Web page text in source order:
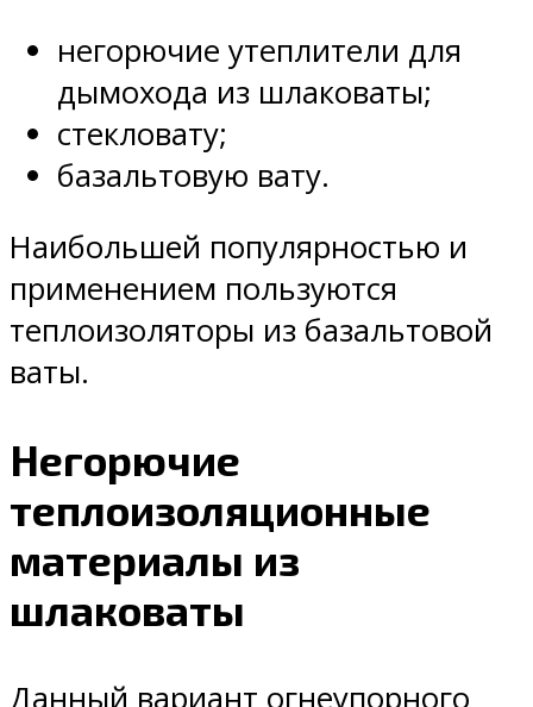
негорючие утеплители для
дымохода из шлаковаты;
стекловату;
базальтовую вату.
Наибольшей популярностью и
применением пользуются
теплоизоляторы из базальтовой
ваты.
Негорючие
теплоизоляционные
материалы из
шлаковаты
Данный вариант огнеупорного